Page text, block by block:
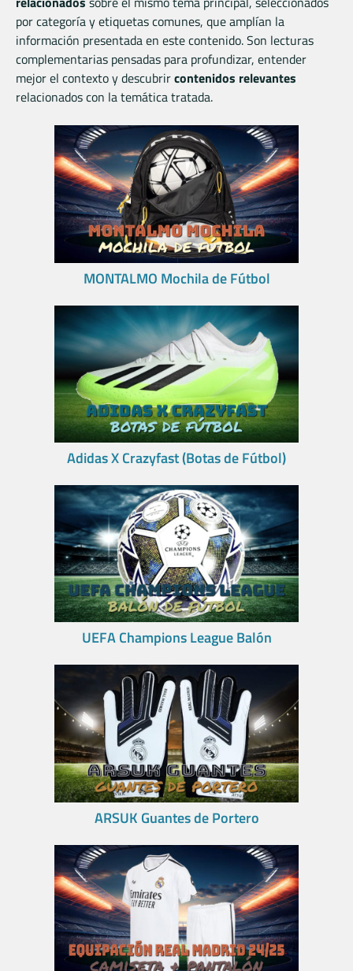
por categoría y etiquetas comunes, que amplían la
información presentada en este contenido. Son lecturas
complementarias pensadas para profundizar, entender
mejor el contexto y descubrircontenidos relevantes
relacionados con la temática tratada.
MONTALMO Mochila de Fútbol
Adidas X Crazyfast (Botas de Fútbol)
UEFA Champions League Balón
ARSUK Guantes de Portero